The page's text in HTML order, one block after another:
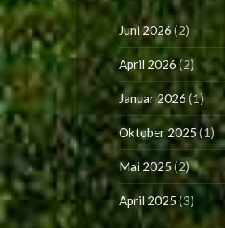
Juni 2026(2)
April 2026(2)
Januar 2026 (1)
Oktober 2025 (1)
Mai 2025(2)
April 2025(3)